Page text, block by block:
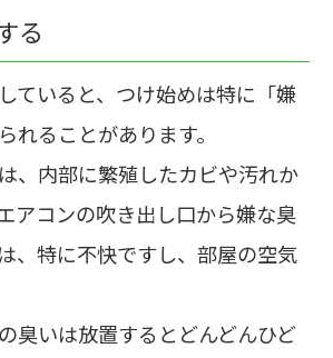
る
ていると、つけ始めは特に「嫌
れることがあります。
、内部に繁殖したカビや汚れか
アコンの吹き出し口から嫌な臭
、特に不快ですし、部屋の空気
臭いは放置するとどんどんひど